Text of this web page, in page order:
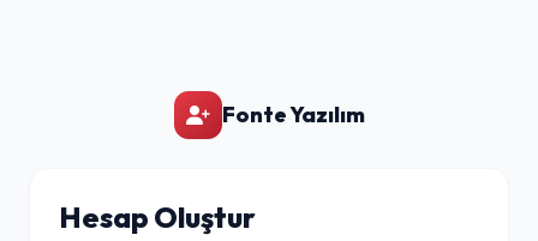
Fonte Yazılım
Hesap Oluştur